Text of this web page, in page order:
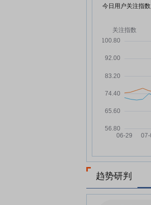
掌
07-22
07-21
07-17
07-17
掌
融
07-15
元
议
07-13
今日用户关注指
趋势研判